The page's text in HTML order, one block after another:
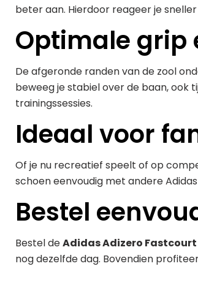
beter aan. Hierdoor reageer je
Optimale grip
De afgeronde randen van de zool
beweeg je stabiel over de baan, ook
trainingssessies.
Ideaal voor
Of je nu recreatief speelt of op
schoen eenvoudig met andere
Bestel
Bestel deAdidas Adizero Fastcourt
nog dezelfde dag. Bovendien